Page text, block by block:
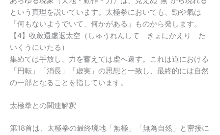
という真理を説いています。太極拳においても、勁や氣は
「何もないようでいて、何かがある」ものから発します。
【4】收斂還虛返太空（しゅうれんして きょにかえり た
いくうにいたる）
集めては手放し、力を蓄えては虚へ還す。これは道における
「円転」「消長」「虚実」の思想と一致し、最終的には自然
の一部となることを指しています。
太極拳との関連解釈
第18首は、太極拳の最終境地「無極」「無為自然」と密接に